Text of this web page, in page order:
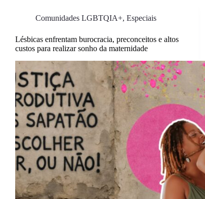
Comunidades LGBTQIA+, Especiais
Lésbicas enfrentam burocracia, preconceitos e altos
custos para realizar sonho da maternidade